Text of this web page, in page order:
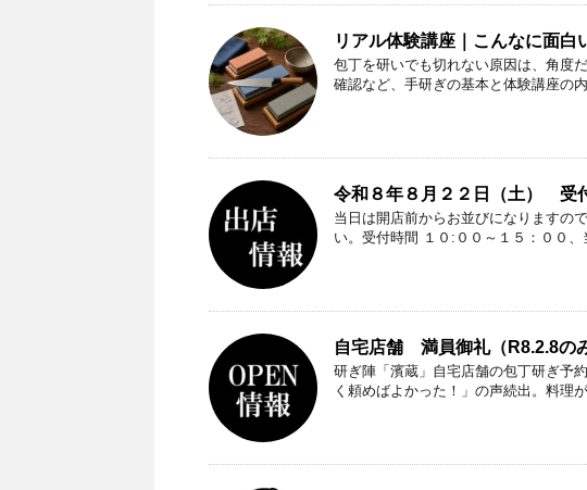
リアル体験講座｜こんなに面白
包丁を研いでも切れない原因は、角度
確認など、手研ぎの基本と体験講座の
令和８年８月２２日（土） 受
当日は開店前からお並びになりますの
い。受付時間 １０:００～１５：００
自宅店舗 満員御礼（R8.2.8の
研ぎ陣「濱蔵」自宅店舗の包丁研ぎ予
く頼めばよかった！」の声続出。料理